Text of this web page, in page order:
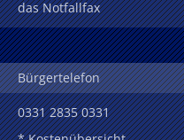
das Notfallfax
Bürgertelefon
0331 2835 0331